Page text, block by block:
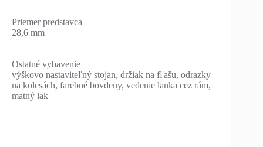
Priemer predstavca
28,6 mm
Ostatné vybavenie
výškovo nastaviteľný stojan, držiak na fľašu, odrazky
na kolesách, farebné bovdeny, vedenie lanka cez rám,
matný lak